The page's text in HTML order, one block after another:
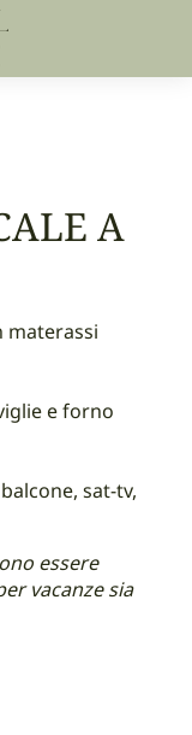
A
materassi
e forno
sat-tv,
essere
vacanze sia